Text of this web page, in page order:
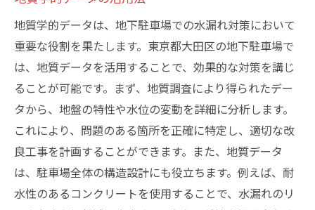
地質学的データは、地下駐車場での水漏れ対策において
重要な役割を果たします。東京都大田区の地下駐車場で
は、地質データを活用することで、効果的な対策を講じ
ることが可能です。まず、地質調査により得られたデー
タから、地盤の特性や水位の変動を詳細に分析します。
これにより、問題のある箇所を正確に特定し、適切な改
良工事を計画することができます。また、地質データ
は、駐車場全体の構造設計にも役立ちます。例えば、耐
水性のあるコンクリートを使用することで、水漏れのリ